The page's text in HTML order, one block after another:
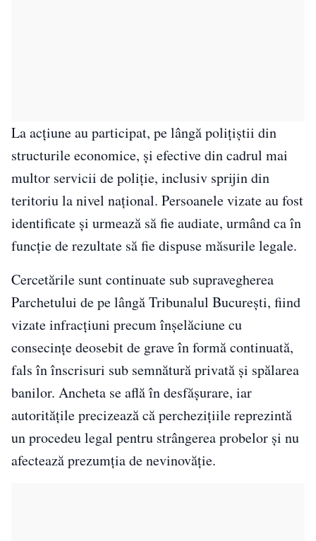
La acțiune au participat, pe lângă polițiștii din
structurile economice, și efective din cadrul mai
multor servicii de poliție, inclusiv sprijin din
teritoriu la nivel național. Persoanele vizate au fost
identificate și urmează să fie audiate, urmând ca în
funcție de rezultate să fie dispuse măsurile legale.
Cercetările sunt continuate sub supravegherea
Parchetului de pe lângă Tribunalul București, fiind
vizate infracțiuni precum înșelăciune cu
consecințe deosebit de grave în formă continuată,
fals în înscrisuri sub semnătură privată și spălarea
banilor. Ancheta se află în desfășurare, iar
autoritățile precizează că perchezițiile reprezintă
un procedeu legal pentru strângerea probelor și nu
afectează prezumția de nevinovăție.